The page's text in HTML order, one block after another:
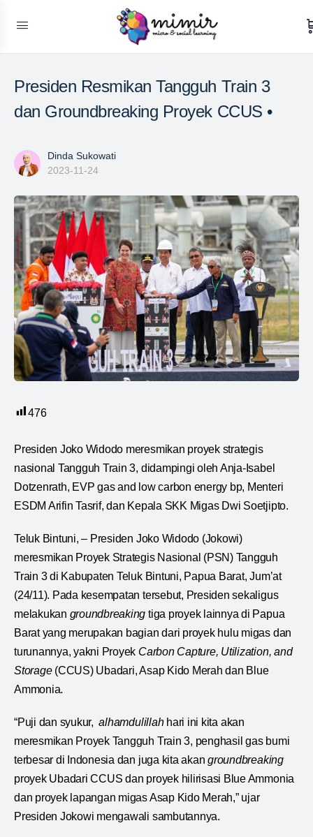
Presiden Resmikan Tangguh Train 3
dan Groundbreaking Proyek CCUS •
Dinda Sukowati
2023-11-24
476
Presiden Joko Widodo meresmikan proyek strategis
nasional Tangguh Train 3, didampingi oleh Anja-Isabel
Dotzenrath, EVP gas and low carbon energy bp, Menteri
ESDM Arifin Tasrif, dan Kepala SKK Migas Dwi Soetjipto.
Teluk Bintuni, – Presiden Joko Widodo (Jokowi)
meresmikan Proyek Strategis Nasional (PSN) Tangguh
Train 3 di Kabupaten Teluk Bintuni, Papua Barat, Jum’at
(24/11). Pada kesempatan tersebut, Presiden sekaligus
melakukan groundbreaking tiga proyek lainnya di Papua
Barat yang merupakan bagian dari proyek hulu migas dan
turunannya, yakni Proyek Carbon Capture, Utilization, and
Storage(CCUS) Ubadari, Asap Kido Merah dan Blue
Ammonia.
“Puji dan syukur,alhamdulillahhari ini kita akan
meresmikan Proyek Tangguh Train 3, penghasil gas bumi
terbesar di Indonesia dan juga kita akangroundbreaking
proyek Ubadari CCUS dan proyek hilirisasi Blue Ammonia
dan proyek lapangan migas Asap Kido Merah,” ujar
Presiden Jokowi mengawali sambutannya.